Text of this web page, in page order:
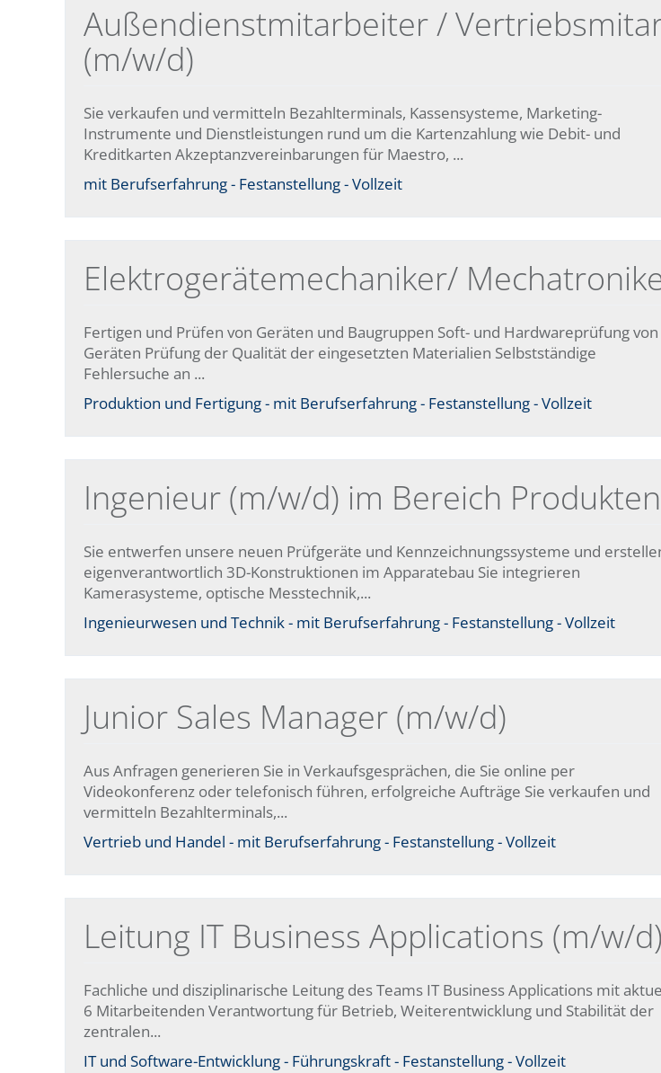
Außendienstmitarbeiter /
(m/w/d)
Sie verkaufen und vermitteln Bezahlterminals, Kassensysteme, Marketing-
Instrumente und Dienstleistungen rund um die Kartenzahlung wie Debit- und
Kreditkarten Akzeptanzvereinbarungen für Maestro, ...
mit Berufserfahrung - Festanstellung - Vollzeit
Elektrogerätemechaniker/
Fertigen und Prüfen von Geräten und Baugruppen Soft- und Hardwareprüfung von
Geräten Prüfung der Qualität der eingesetzten Materialien Selbstständige
Fehlersuche an ...
Produktion und Fertigung - mit Berufserfahrung - Festanstellung - Vollzeit
Ingenieur (m/w/d) im Bereich
Sie entwerfen unsere neuen Prüfgeräte und Kennzeichnungssysteme und
eigenverantwortlich 3D-Konstruktionen im Apparatebau Sie integrieren
Kamerasysteme, optische Messtechnik,...
Ingenieurwesen und Technik - mit Berufserfahrung - Festanstellung - Vollzeit
Junior Sales Manager (m/w/d)
Aus Anfragen generieren Sie in Verkaufsgesprächen, die Sie online per
Videokonferenz oder telefonisch führen, erfolgreiche Aufträge Sie verkaufen und
vermitteln Bezahlterminals,...
Vertrieb und Handel - mit Berufserfahrung - Festanstellung - Vollzeit
Leitung IT Business Applications (m/w/d)
Fachliche und disziplinarische Leitung des Teams IT Business Applications mit
6 Mitarbeitenden Verantwortung für Betrieb, Weiterentwicklung und Stabilität der
zentralen...
IT und Software-Entwicklung - Führungskraft - Festanstellung - Vollzeit